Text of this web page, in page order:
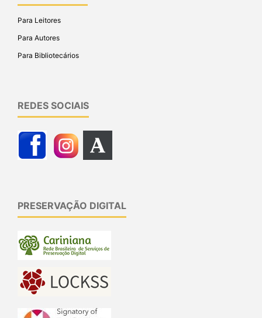
Para Leitores
Para Autores
Para Bibliotecários
REDES SOCIAIS
PRESERVAÇÃO DIGITAL